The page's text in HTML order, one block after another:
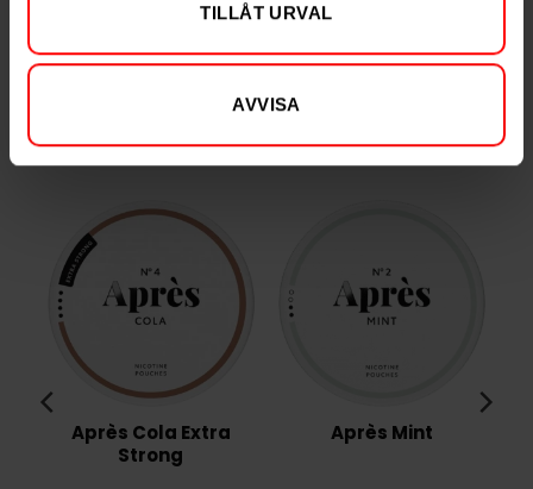
TILLÅT URVAL
AVVISA
RELATERADE PRODUKTER
Après Cola Extra
Strong
Après Mint